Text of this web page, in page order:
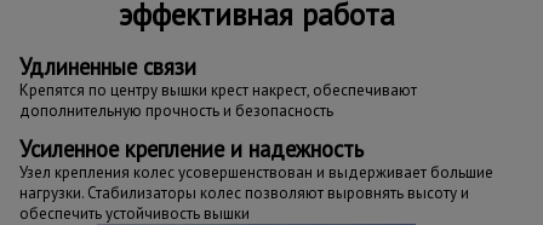
эффективная работа
Удлиненные связи
Крепятся по центру вышки крест накрест, обеспечивают
дополнительную прочность и безопасность
Усиленное крепление и надежность
Узел крепления колес усовершенствован и выдерживает большие
нагрузки. Стабилизаторы колес позволяют выровнять высоту и
обеспечить устойчивость вышки